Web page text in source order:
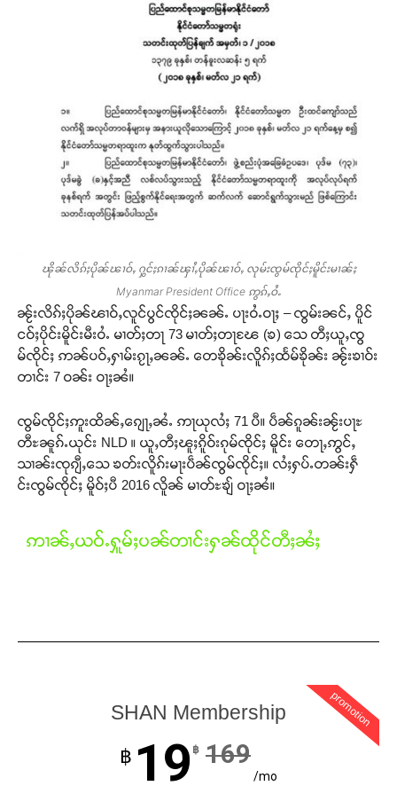
Support SHAN
ၽိုၼ်လိၵ်ႈပိုၼ်ၽၢဝ်ႇ ႁွင်ႈၵၢၼ်ၾၢႆႇပိုၼ်ၽၢဝ်ႇ လုမ်းၸွမ်ၸိုင်ႈမိူင်းမၢၼ်ႈ
Myanmar President Office ဢွၵ်ႇဝႆႉ
ၼႂ်းလိၵ်ႈပိုၼ်ၽၢဝ်ႇလူင်ပွင်ၸိုင်ႈၼၼ်ႉ ပႃးဝႆႉဝႃႈ – ၸွမ်းၼင်ႇ ပိူင်
ငဝ်ႈပိုင်းမိူင်းမီးဝႆႉ မၢတ်ႈတႃ 73 မၢတ်ႈတႃၽႄ (ၶ) သေ တီႈယူႇၸွ
မ်ၸိုင်ႈ ဢၼ်ပဝ်ႇႁၢမ်းၵႂႃႇၼၼ်ႉ တေၶိုၼ်းလိူၵ်ႈထႅမ်ၶိုၼ်း ၼႂ်းၶၢဝ်း
တၢင်း 7 ဝၼ်း ဝႃႈၼႆ။
ၸွမ်ၸိုင်ႈဢူးထိၼ်ႇၵျေႃႇၼႆႉ ဢႃယုလႆႈ 71 ပီ။ ပဵၼ်ၵူၼ်းၼႂ်းပႃႊ
တီႊၼူၵ်ႉယုင်း NLD ။ ယူႇတီႈၽူႈၵိူဝ်းၵုမ်ၸိုင်ႈ မိူင်း တေႃႇဢွင်ႇ
သၢၼ်းၸုၵျီႇသေ ၶတ်းလိူၵ်းမႃးပဵၼ်ၸွမ်ၸိုင်ႈ။ လႆႈႁပ်ႉတၼ်းႁဵ
င်းၸွမ်ၸိုင်ႈ မိူဝ်ႈပီ 2016 လိူၼ် မၢတ်ႊၶျ် ဝႃႈၼႆ။
ဢၢၼ်ႇယဝ်ႉႁူမ်ႈပၼ်တၢင်းႁၼ်ထိုင်တီႈၼႆႈ
promotion
SHAN Membership
฿ 19 ฿ 169
/mo